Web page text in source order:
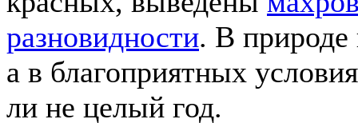
разновидности. В природе
а в благоприятных
ли не целый год.